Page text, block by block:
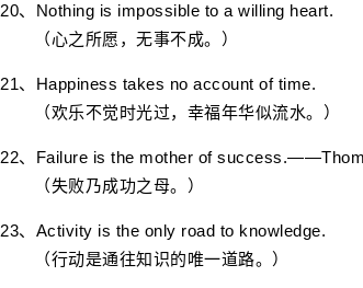
20、Nothing is impossible to a willing heart.
（心之所愿，无事不成。）
21、Happiness takes no account of time.
（欢乐不觉时光过，幸福年华似流水。）
22、Failure is the mother of
（失败乃成功之母。）
23、Activity is the only road to knowledge.
（行动是通往知识的唯一道路。）